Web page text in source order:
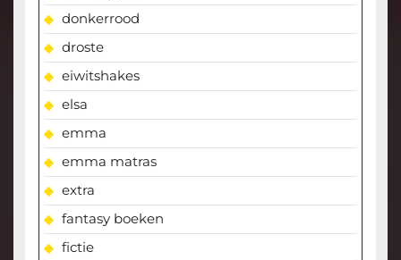
donkerrood
droste
eiwitshakes
elsa
emma
emma matras
extra
fantasy boeken
fictie